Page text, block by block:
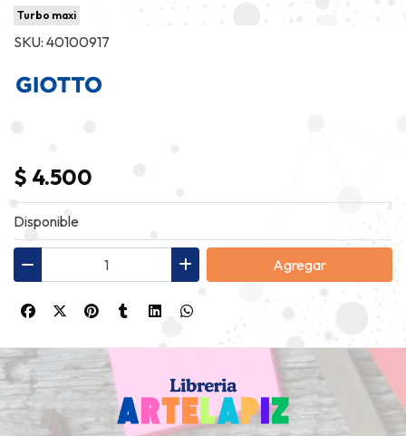
Turbo maxi
SKU: 40100917
$ 4.500
Disponible
Agregar